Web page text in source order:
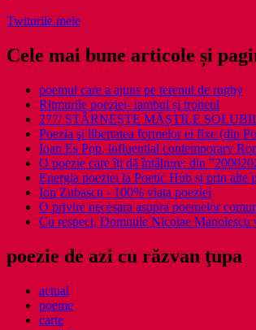
Twiturile mele
Cele mai bune articole și
poemul care a ajuns pe terenul de rugby
Ritmurile poeziei- iambul și troheul
277/ STÂRNEȘTE MĂȘTILE
Poezia şi libertatea formelor ei fixe (din
Ioan Es Pop, influential contemporary
O poezie care îți dă întâlnire: din
Energia poeziei la Poetic Hub și prin alte
Ion Zubascu - 100% viata poeziei
O privire necesara asupra poemelor
Cu respect, Domnule Nicolae
poezie de azi cu răzvan ţupa
actual
poeme
carte